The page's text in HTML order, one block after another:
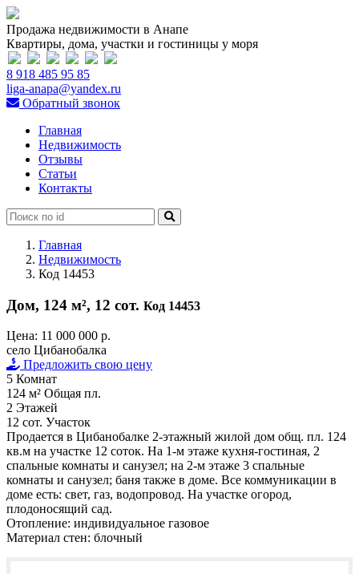
Продажа недвижимости в Анапе
Квартиры, дома, участки и гостиницы у моря
8 918 485 95 85
liga-anapa@yandex.ru
Обратный звонок
Главная
Недвижимость
Отзывы
Статьи
Контакты
Главная
Недвижимость
Код 14453
Дом, 124 м², 12 сот. Код 14453
Цена: 11 000 000 р.
село Цибанобалка
Предложить свою цену
5 Комнат
124 м² Общая пл.
2 Этажей
12 сот. Участок
Продается в Цибанобалке 2-этажный жилой дом общ. пл. 124
кв.м на участке 12 соток. На 1-м этаже кухня-гостиная, 2
спальные комнаты и санузел; на 2-м этаже 3 спальные
комнаты и санузел; баня также в доме. Все коммуникации в
доме есть: свет, газ, водопровод. На участке огород,
плодоносящий сад.
Отопление: индивидуальное газовое
Материал стен: блочный